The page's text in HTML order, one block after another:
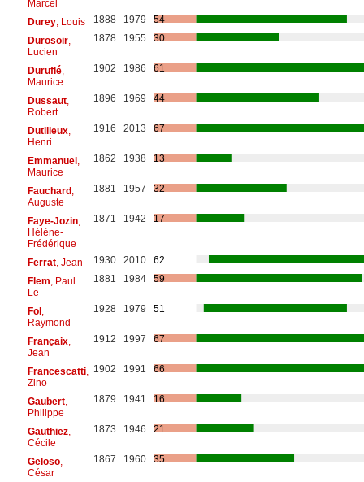
Marcel
Durey, Louis 1888 1979
54
Durosoir,
Lucien
1878 1955 30
Duruflé,
Maurice
1902 1986 61
Dussaut,
Robert
1896 1969 44
Dutilleux,
Henri
1916 2013 67
Emmanuel,
Maurice
1862 1938 13
Fauchard,
Auguste
1881 1957 32
Faye-Jozin,
Hélène-
Frédérique
1871 1942 17
Ferrat, Jean 1930 2010
62
Flem , Paul
Le
1881 1984 59
Fol,
Raymond
1928 1979 51
Françaix,
Jean
1912 1997 67
Francescatti,
Zino
1902 1991 66
Gaubert,
Philippe
1879 1941 16
Gauthiez,
Cécile
1873 1946 21
Geloso,
César
1867 1960 35